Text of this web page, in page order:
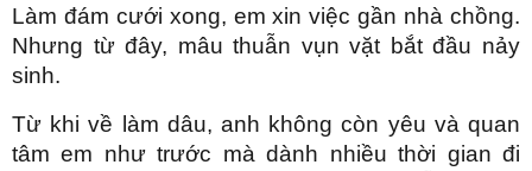
Làm đám cưới xong, em xin việc gần nhà chồng.
Nhưng từ đây, mâu thuẫn vụn vặt bắt đầu nảy
sinh.
Từ khi về làm dâu, anh không còn yêu và quan
tâm em như trước mà dành nhiều thời gian đi